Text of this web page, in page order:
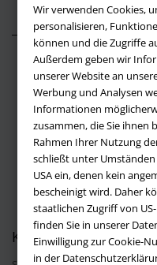
Wir verwenden Cookies,
personalisieren,
können und die Zugriffe
Außerdem geben wir
unserer Website an
Werbung und Analysen
Informationen
zusammen, die Sie ihnen
Rahmen Ihrer Nutzung
schließt unter
USA ein, denen kein
bescheinigt wird. Daher
staatlichen Zugriff von
finden Sie in unserer
Einwilligung zur Cookie-
in der
Über
Impressum
Versandbedingungen
Widerruf
Batteriehinweis
AGB
Datenschutz
Kontakt